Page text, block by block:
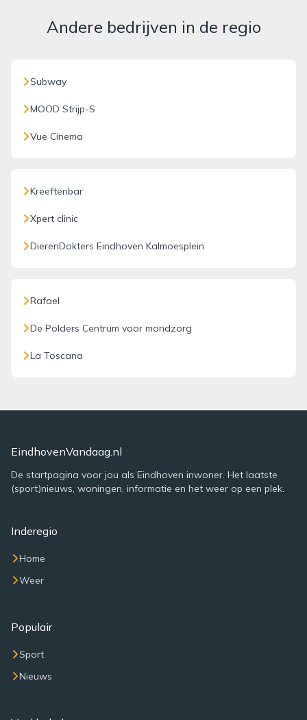
Andere bedrijven in de regio
Subway
MOOD Strijp-S
Vue Cinema
Kreeftenbar
Xpert clinic
DierenDokters Eindhoven Kalmoesplein
Rafael
De Polders Centrum voor mondzorg
La Toscana
EindhovenVandaag.nl
De startpagina voor jou als Eindhoven inwoner. Het laatste
(sport)nieuws, woningen, informatie en het weer op een plek.
Inderegio
Home
Weer
Populair
Sport
Nieuws